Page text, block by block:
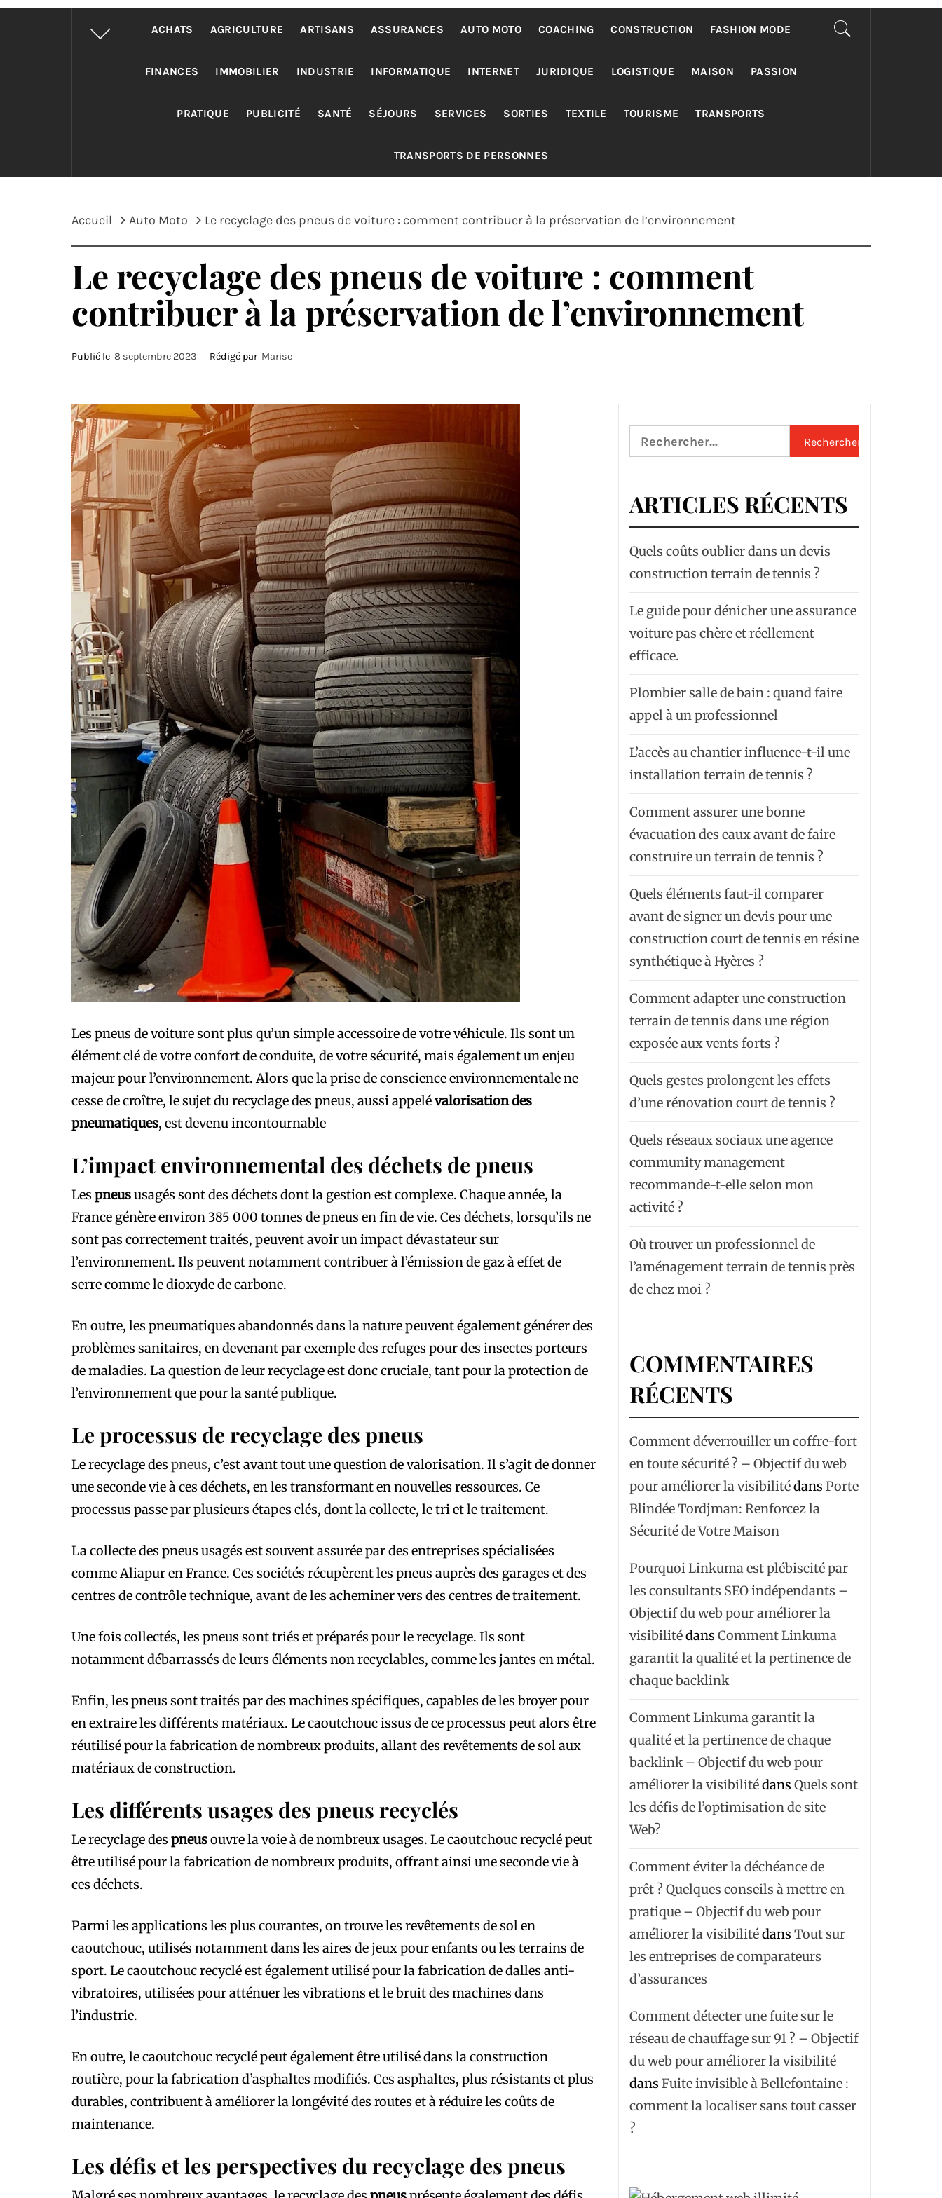
ACHATS AGRICULTURE ARTISANS ASSURANCES AUTO MOTO COACHING CONSTRUCTION FASHION MODE
FINANCES IMMOBILIER INDUSTRIE INFORMATIQUE INTERNET JURIDIQUE LOGISTIQUE MAISON PASSION
PRATIQUE PUBLICITÉ SANTÉ SÉJOURS SERVICES SORTIES TEXTILE TOURISME TRANSPORTS
TRANSPORTS DE PERSONNES
Accueil Auto Moto Le recyclage des pneus de voiture : comment contribuer à la préservation de l’environnement
Le recyclage des pneus de voiture : comment
contribuer à la préservation de l’environnement
Publié le 8 septembre 2023 Rédigé par Marise
Les pneus de voiture sont plus qu’un simple accessoire de votre véhicule. Ils sont un
élément clé de votre confort de conduite, de votre sécurité, mais également un enjeu
majeur pour l’environnement. Alors que la prise de conscience environnementale ne
cesse de croître, le sujet du recyclage des pneus, aussi appelévalorisation des
pneumatiques, est devenu incontournable
L’impact environnemental des déchets de pneus
Les pneususagés sont des déchets dont la gestion est complexe. Chaque année, la
France génère environ 385 000 tonnes de pneus en fin de vie. Ces déchets, lorsqu’ils ne
sont pas correctement traités, peuvent avoir un impact dévastateur sur
l’environnement. Ils peuvent notamment contribuer à l’émission de gaz à effet de
serre comme le dioxyde de carbone.
En outre, les pneumatiques abandonnés dans la nature peuvent également générer des
problèmes sanitaires, en devenant par exemple des refuges pour des insectes porteurs
de maladies. La question de leur recyclage est donc cruciale, tant pour la protection de
l’environnement que pour la santé publique.
Le processus de recyclage des pneus
Le recyclage des pneus, c’est avant tout une question de valorisation. Il s’agit de donner
une seconde vie à ces déchets, en les transformant en nouvelles ressources. Ce
processus passe par plusieurs étapes clés, dont la collecte, le tri et le traitement.
La collecte des pneus usagés est souvent assurée par des entreprises spécialisées
comme Aliapur en France. Ces sociétés récupèrent les pneus auprès des garages et des
centres de contrôle technique, avant de les acheminer vers des centres de traitement.
Une fois collectés, les pneus sont triés et préparés pour le recyclage. Ils sont
notamment débarrassés de leurs éléments non recyclables, comme les jantes en métal.
Enfin, les pneus sont traités par des machines spécifiques, capables de les broyer pour
en extraire les différents matériaux. Le caoutchouc issus de ce processus peut alors être
réutilisé pour la fabrication de nombreux produits, allant des revêtements de sol aux
matériaux de construction.
Les différents usages des pneus recyclés
Le recyclage des pneusouvre la voie à de nombreux usages. Le caoutchouc recyclé peut
être utilisé pour la fabrication de nombreux produits, offrant ainsi une seconde vie à
ces déchets.
Parmi les applications les plus courantes, on trouve les revêtements de sol en
caoutchouc, utilisés notamment dans les aires de jeux pour enfants ou les terrains de
sport. Le caoutchouc recyclé est également utilisé pour la fabrication de dalles anti-
vibratoires, utilisées pour atténuer les vibrations et le bruit des machines dans
l’industrie.
En outre, le caoutchouc recyclé peut également être utilisé dans la construction
routière, pour la fabrication d’asphaltes modifiés. Ces asphaltes, plus résistants et plus
durables, contribuent à améliorer la longévité des routes et à réduire les coûts de
maintenance.
Les défis et les perspectives du recyclage des pneus
Rechercher :
ARTICLES RÉCENTS
Quels coûts oublier dans un devis
construction terrain de tennis ?
Le guide pour dénicher une assurance
voiture pas chère et réellement
efficace.
Plombier salle de bain : quand faire
appel à un professionnel
L’accès au chantier influence-t-il une
installation terrain de tennis ?
Comment assurer une bonne
évacuation des eaux avant de faire
construire un terrain de tennis ?
Quels éléments faut-il comparer
avant de signer un devis pour une
construction court de tennis en résine
synthétique à Hyères ?
Comment adapter une construction
terrain de tennis dans une région
exposée aux vents forts ?
Quels gestes prolongent les effets
d’une rénovation court de tennis ?
Quels réseaux sociaux une agence
community management
recommande-t-elle selon mon
activité ?
Où trouver un professionnel de
l’aménagement terrain de tennis près
de chez moi ?
COMMENTAIRES
RÉCENTS
Comment déverrouiller un coffre-fort
en toute sécurité ? – Objectif du web
pour améliorer la visibilitédans Porte
Blindée Tordjman: Renforcez la
Sécurité de Votre Maison
Pourquoi Linkuma est plébiscité par
les consultants SEO indépendants –
Objectif du web pour améliorer la
visibilitédans Comment Linkuma
garantit la qualité et la pertinence de
chaque backlink
Comment Linkuma garantit la
qualité et la pertinence de chaque
backlink – Objectif du web pour
améliorer la visibilitédans Quels sont
les défis de l’optimisation de site
Web?
Comment éviter la déchéance de
prêt ? Quelques conseils à mettre en
pratique – Objectif du web pour
améliorer la visibilitédans Tout sur
les entreprises de comparateurs
d’assurances
Comment détecter une fuite sur le
réseau de chauffage sur 91 ? – Objectif
du web pour améliorer la visibilité
dans Fuite invisible à Bellefontaine :
comment la localiser sans tout casser
?